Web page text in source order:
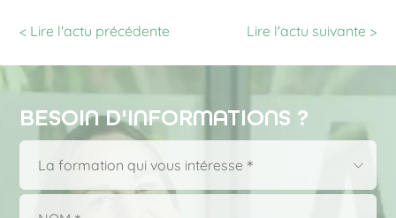
< Lire l'actu précédente Lire l'actu suivante >
BESOIN D'INFORMATIONS ?
Choisissez
dans
la
La formation qui vous intéresse＊